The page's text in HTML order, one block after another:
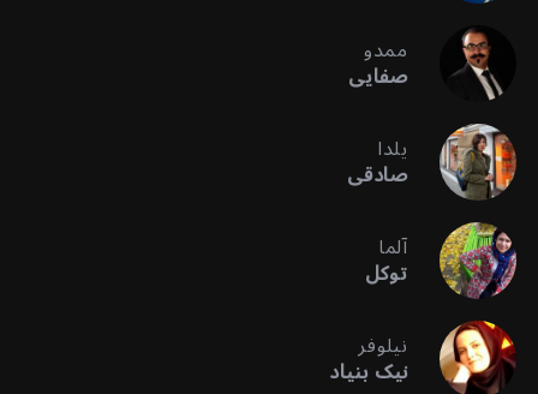
ممدو
صفایی
یلدا
صادقی
آلما
توکل
نیلوفر
نیک بنیاد